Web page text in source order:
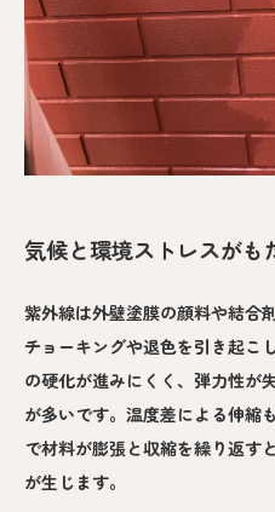
気候と環境ストレスがも
紫外線は外壁塗膜の顔料や結合
チョーキングや退色を引き起こ
の硬化が進みにくく、弾力性が
が多いです。温度差による伸縮
で材料が膨張と収縮を繰り返す
が生じます。